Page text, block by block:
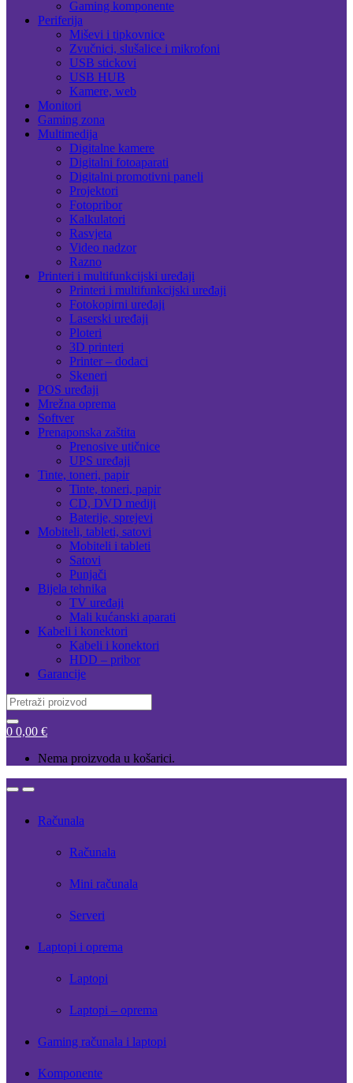
Gaming komponente
Periferija
Miševi i tipkovnice
Zvučnici, slušalice i mikrofoni
USB stickovi
USB HUB
Kamere, web
Monitori
Gaming zona
Multimedija
Digitalne kamere
Digitalni fotoaparati
Digitalni promotivni paneli
Projektori
Fotopribor
Kalkulatori
Rasvjeta
Video nadzor
Razno
Printeri i multifunkcijski uređaji
Printeri i multifunkcijski uređaji
Fotokopirni uređaji
Laserski uređaji
Ploteri
3D printeri
Printer – dodaci
Skeneri
POS uređaji
Mrežna oprema
Softver
Prenaponska zaštita
Prenosive utičnice
UPS uređaji
Tinte, toneri, papir
Tinte, toneri, papir
CD, DVD mediji
Baterije, sprejevi
Mobiteli, tableti, satovi
Mobiteli i tableti
Satovi
Punjači
Bijela tehnika
TV uređaji
Mali kućanski aparati
Kabeli i konektori
Kabeli i konektori
HDD – pribor
Garancije
Search
for:
0 0,00 €
Nema proizvoda u košarici.
OpenClose
Računala
Računala
Mini računala
Serveri
Laptopi i oprema
Laptopi
Laptopi – oprema
Gaming računala i laptopi
Komponente